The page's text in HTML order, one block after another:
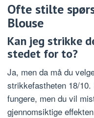
Ofte stilte
Blouse
Kan jeg strikke
stedet for to?
Ja, men da må du
strikkefastheten 18/
fungere, men du vil
gjennomsiktige